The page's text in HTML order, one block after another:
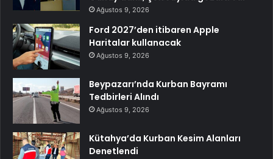
Ağustos 9, 2026
Ford 2027’den itibaren Apple
Haritalar kullanacak
Ağustos 9, 2026
Beypazarı’nda Kurban Bayramı
Tedbirleri Alındı
Ağustos 9, 2026
Kütahya’da Kurban Kesim Alanları
Denetlendi